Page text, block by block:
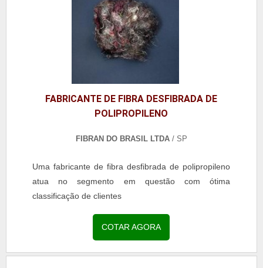
FABRICANTE DE FIBRA DESFIBRADA DE
POLIPROPILENO
FIBRAN DO BRASIL LTDA/ SP
Uma fabricante de fibra desfibrada de polipropileno
atua no segmento em questão com ótima
classificação de clientes
COTAR AGORA